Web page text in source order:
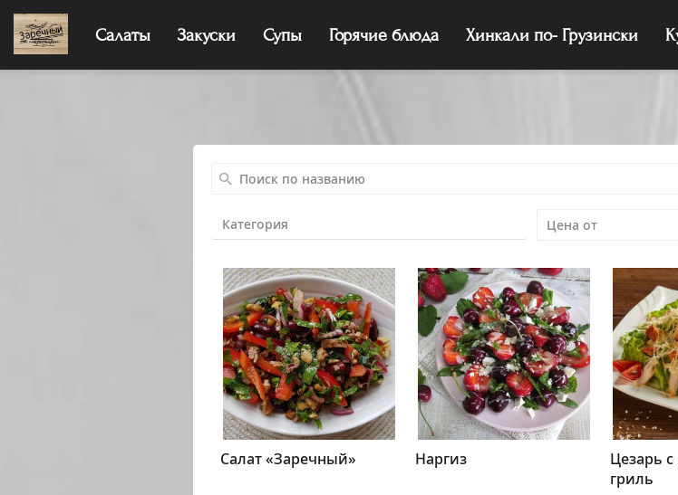
Салаты Закуски Супы Горячие блюда Хинкали по- Грузински
Салат «Заречный» Наргиз
Цезарь
гриль